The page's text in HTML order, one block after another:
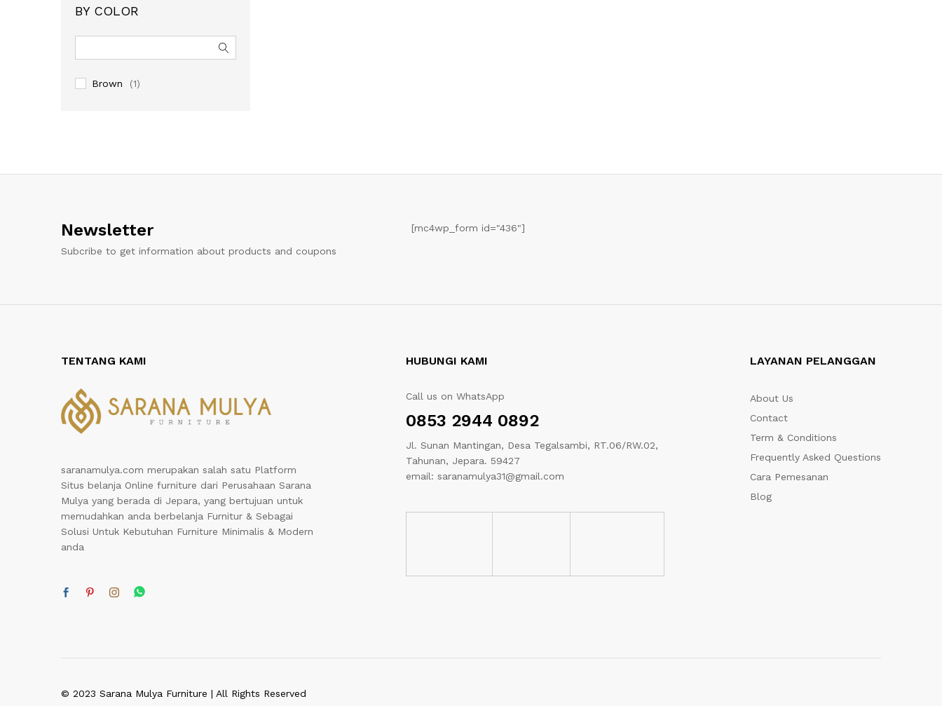
BY COLOR
Brown (1)
Newsletter
Subcribe to get information about products and coupons
[mc4wp_form id="436"]
TENTANG KAMI
saranamulya.com merupakan salah satu Platform
Situs belanja Online furniture dari Perusahaan Sarana
Mulya yang berada di Jepara, yang bertujuan untuk
memudahkan anda berbelanja Furnitur & Sebagai
Solusi Untuk Kebutuhan Furniture Minimalis & Modern
anda
HUBUNGI KAMI
Call us on WhatsApp
0853 2944 0892
Jl. Sunan Mantingan, Desa Tegalsambi, RT.06/RW.02,
Tahunan, Jepara. 59427
email: saranamulya31@gmail.com
LAYANAN PELANGGAN
About Us
Contact
Term & Conditions
Frequently Asked Questions
Cara Pemesanan
Blog
© 2023 Sarana Mulya Furniture | All Rights Reserved